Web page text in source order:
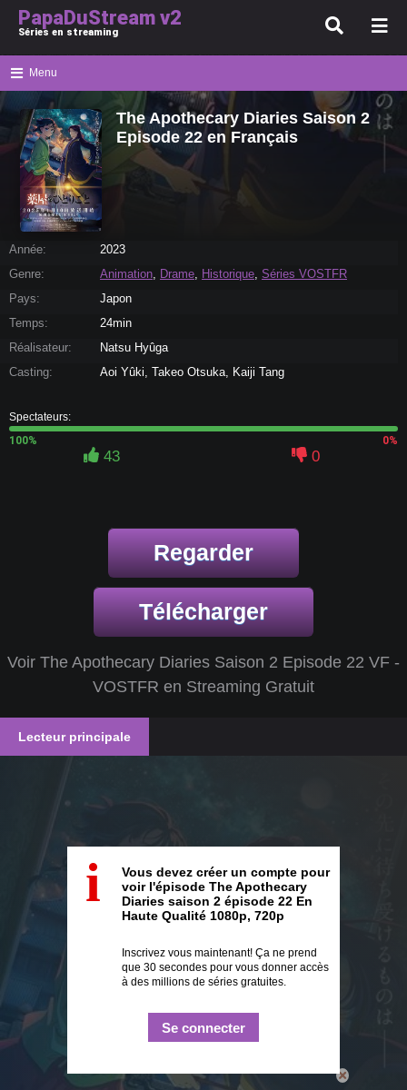
PapaDuStream v2
Séries en streaming
Menu
The Apothecary Diaries Saison 2
Episode 22 en Français
Année:
2023
Genre:
Animation, Drame, Historique, Séries VOSTFR
Pays:
Japon
Temps:
24min
Réalisateur:
Natsu Hyûga
Casting:
Aoi Yûki, Takeo Otsuka, Kaiji Tang
Spectateurs:
100%
0%
43 0
Regarder
Télécharger
Voir The Apothecary Diaries Saison 2 Episode 22 VF -
VOSTFR en Streaming Gratuit
Lecteur principale
i
Vous devez créer un compte pour
voir l'épisode The Apothecary
Diaries saison 2 épisode 22 En
Haute Qualité 1080p, 720p
Inscrivez vous maintenant! Ça ne prend
que 30 secondes pour vous donner accès
à des millions de séries gratuites.
Se connecter